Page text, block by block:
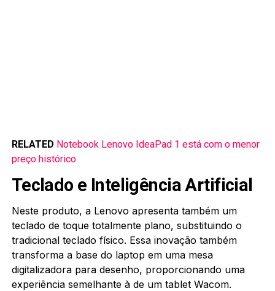
RELATED Notebook Lenovo IdeaPad 1 está com o menor
preço histórico
Teclado e Inteligência Artificial
Neste produto, a Lenovo apresenta também um
teclado de toque totalmente plano, substituindo o
tradicional teclado físico. Essa inovação também
transforma a base do laptop em uma mesa
digitalizadora para desenho, proporcionando uma
experiência semelhante à de um tablet Wacom.